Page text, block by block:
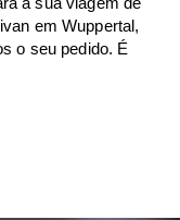
em Wuppertal,
o seu pedido. É